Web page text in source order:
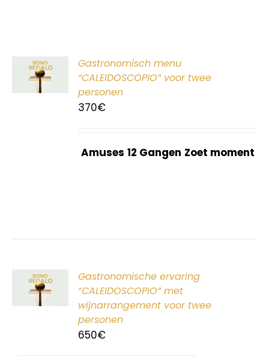
Gastronomisch menu
“CALEIDOSCOPIO” voor twee
personen
370€
Amuses 12 Gangen Zoet moment
Gastronomische ervaring
“CALEIDOSCOPIO” met
wijnarrangement voor twee
personen
650€